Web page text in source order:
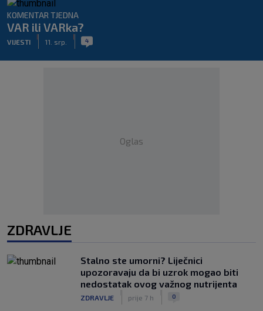
KOMENTAR TJEDNA
VAR ili VARka?
VIJESTI 11. srp. 4
Oglas
ZDRAVLJE
Stalno ste umorni? Liječnici
upozoravaju da bi uzrok mogao biti
nedostatak ovog važnog nutrijenta
ZDRAVLJE prije 7 h 0